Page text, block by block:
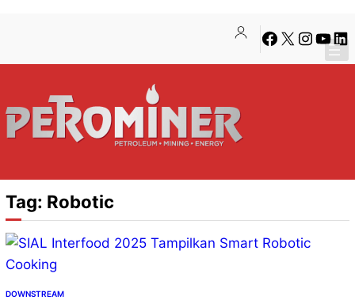
konten
content
Facebook
X Instagram
Tag: Robotic
DOWNSTREAM